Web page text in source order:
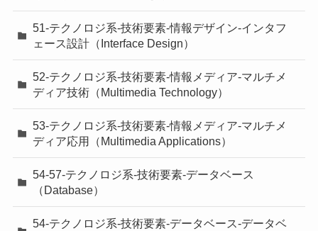
51-テクノロジ系-技術要素-情報デザイン-インタフ
ェース設計（Interface Design）
52-テクノロジ系-技術要素-情報メディア-マルチメ
ディア技術（Multimedia Technology）
53-テクノロジ系-技術要素-情報メディア-マルチメ
ディア応用（Multimedia Applications）
54-57-テクノロジ系-技術要素-データベース
（Database）
54-テクノロジ系-技術要素-データベース-データベ